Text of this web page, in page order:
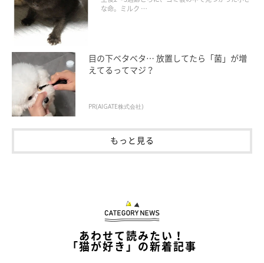
ねこのきもち投稿写真ギャラリー
しょうがない部分もあるけれど、ちょっぴり困ってしまったとい
うプチハプニングもあるようです。
「ずっと肩枕で愛猫を寝かせていたので、翌朝凄まじい肩
「ふすまをぶち抜いて走り回って遊んでました」
な命。ミルク …
目の下ベタベタ… 放置してたら「菌」が増
えてるってマジ？
PR(AIGATE株式会社)
もっと見る
あわせて読みたい！
「猫が好き」の新着記事